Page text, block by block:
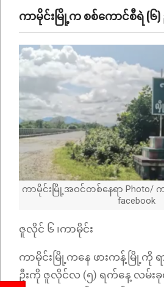
သတင်း
Menuကာမိုင်းမြို့က စစ်ကောင်စီရဲ (၆)
ကာမိုင်းမြို့အဝင်တစ်နေရာ Photo/
facebook
ဇူလိုင် ၆ ၊​ကာမိုင်း
ကာမိုင်းမြို့ကနေ ဖားကန့်မြို့ကို ရ
ဦးကို ဇူလိုင်လ (၅) ရက်နေ့ လမ်းခု